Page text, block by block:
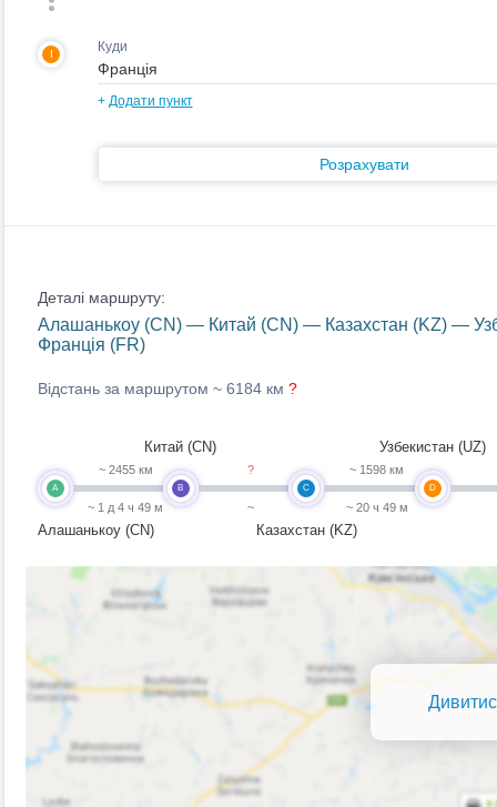
I Куди
+ Додати пункт
Розрахувати
Деталі маршруту:
Алашанькоу (CN) — Китай (CN) — Казахстан (KZ) —
Франція (FR)
Відстань за маршрутом ~ 6184 км ?
A
Алашанькоу (CN)
~ 2455 км
~ 1 д 4 ч 49 м
B
Китай (CN)
?
~
C
Казахстан (KZ)
~ 1598 км
~ 20 ч 49 м
D
Узбекистан (UZ)